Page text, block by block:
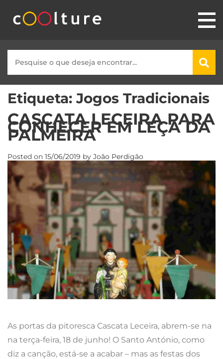
Etiqueta:Jogos Tradicionais
CASCATA LECEIRA PARA
CONHECER EM LEÇA DA
PALMEIRA
Posted on 15/06/2019 by João Perdigão
As portas da pitoresca Cascata Leceira, abrem-se na
na terça-feira, 18 de junho! O Santo António, como
diz a canção, está-se a acabar – mas as festas dos